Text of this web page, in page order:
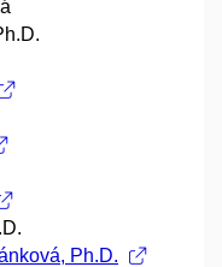
Ph.D.